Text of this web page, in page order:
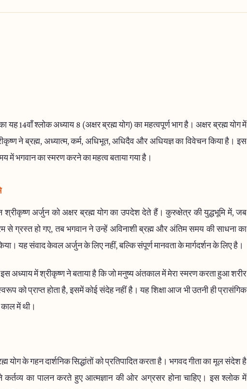
यह 14वाँ श्लोक अध्याय 8 (अक्षर ब्रह्म योग) का महत्वपूर्ण भाग है। अक्षर ब्रह्म योग में
ने ब्रह्म, अध्यात्म, कर्म, अधिभूत, अधिदैव और अधियज्ञ का विवेचन किया है। इस
में भगवान का स्मरण करने का महत्व बताया गया है।
श्रीकृष्ण अर्जुन को अक्षर ब्रह्म योग का उपदेश देते हैं। कुरुक्षेत्र की युद्धभूमि में, जब
से ग्रस्त हो गए, तब भगवान ने उन्हें अविनाशी ब्रह्म और अंतिम समय की साधना का
यह संवाद केवल अर्जुन के लिए नहीं, बल्कि संपूर्ण मानवता के मार्गदर्शन के लिए है।
इस अध्याय में श्रीकृष्ण ने बताया है कि जो मनुष्य अंतकाल में मेरा स्मरण करता हुआ शरीर
को प्राप्त होता है, इसमें कोई संदेह नहीं है। यह शिक्षा आज भी उतनी ही प्रासंगिक
काल में थी।
योग के गहन दार्शनिक सिद्धांतों को प्रतिपादित करता है। भगवद गीता का मूल संदेश है
कर्तव्य का पालन करते हुए आत्मज्ञान की ओर अग्रसर होना चाहिए। इस श्लोक में